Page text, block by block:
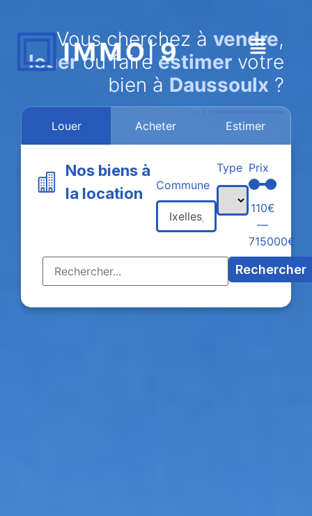
Vous cherchez à vendre,
louerou faire estimer votre
bien à Daussoulx ?
Louer Acheter Estimer
Nos biens à
la location
Prix
110€
—
715000€
Type
Commune
Rechercher